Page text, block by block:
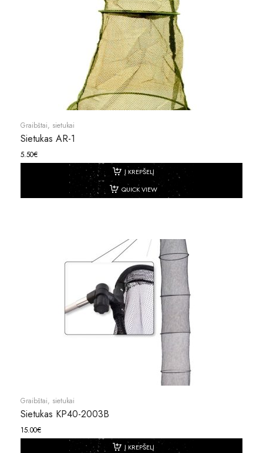
Graibštai, sietukai
Sietukas AR-1
5.50€
Į KREPŠELĮ
QUICK VIEW
Graibštai, sietukai
Sietukas KP40-2003B
15.00€
Į KREPŠELĮ